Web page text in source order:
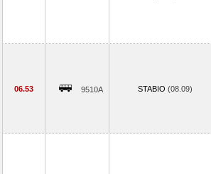
06.53 9510A STABIO (08.09)